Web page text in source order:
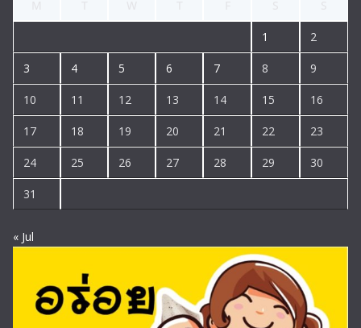
1 2
3 4 5 6 7 8 9
10 11 12 13 14 15 16
17 18 19 20 21 22 23
24 25 26 27 28 29 30
31
« Jul